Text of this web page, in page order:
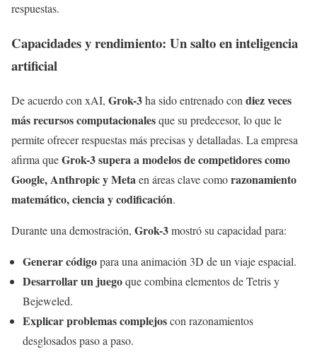
respuestas.
Capacidades y rendimiento: Un salto en inteligencia
artificial
De acuerdo con xAI, Grok-3ha sido entrenado con diez veces
más recursos computacionalesque su predecesor, lo que le
permite ofrecer respuestas más precisas y detalladas. La empresa
afirma queGrok-3 supera a modelos de competidores como
Google, Anthropic y Metaen áreas clave comorazonamiento
matemático, ciencia y codificación.
Durante una demostración, Grok-3mostró su capacidad para:
Generar códigopara una animación 3D de un viaje espacial.
Desarrollar un juegoque combina elementos de Tetris y
Bejeweled.
Explicar problemas complejoscon razonamientos
desglosados paso a paso.